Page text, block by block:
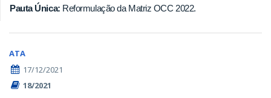
Pauta Única: Reformulação da Matriz OCC 2022.
ATA
17/12/2021
18/2021